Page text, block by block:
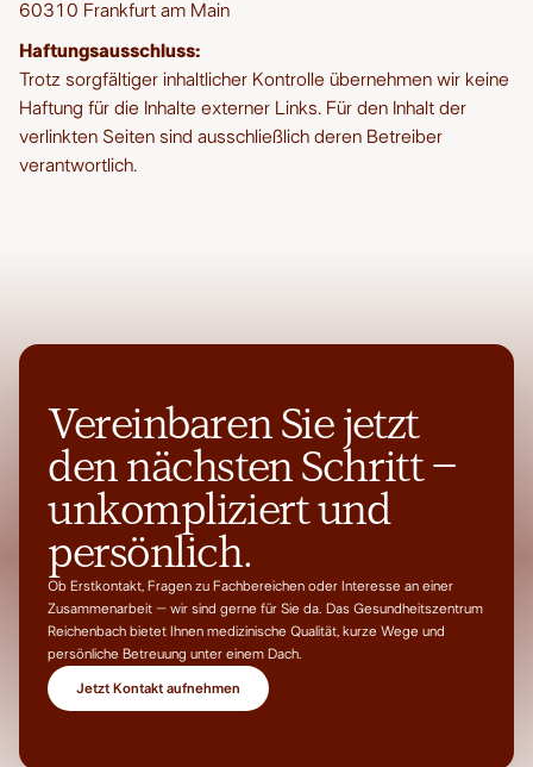
60310 Frankfurt am Main
Haftungsausschluss:
Trotz sorgfältiger inhaltlicher Kontrolle übernehmen wir keine
Haftung für die Inhalte externer Links. Für den Inhalt der
verlinkten Seiten sind ausschließlich deren Betreiber
verantwortlich.
Vereinbaren Sie jetzt
den nächsten Schritt –
unkompliziert und
persönlich.
Ob Erstkontakt, Fragen zu Fachbereichen oder Interesse an einer
Zusammenarbeit – wir sind gerne für Sie da. Das Gesundheitszentrum
Reichenbach bietet Ihnen medizinische Qualität, kurze Wege und
persönliche Betreuung unter einem Dach.
Jetzt Kontakt aufnehmen